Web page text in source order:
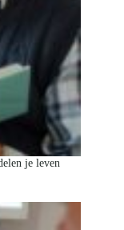
je leven